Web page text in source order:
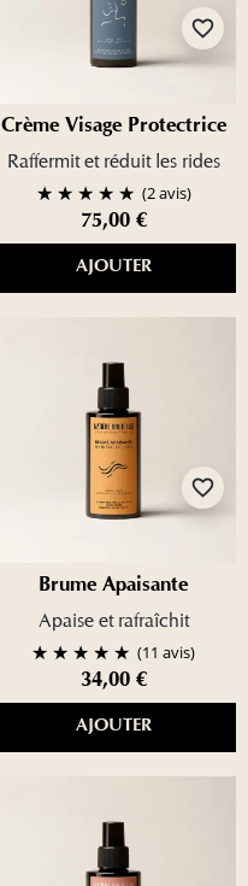
favorite_border
Crème Visage Protectrice
Raffermit et réduit les rides
(2 avis)
75,00 €
AJOUTER
favorite_border
Brume Apaisante
Apaise et rafraîchit
(11 avis)
34,00 €
AJOUTER